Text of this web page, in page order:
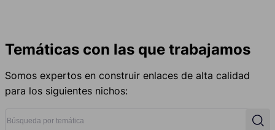
Temáticas con las que trabajamos
Somos expertos en construir enlaces de alta calidad
para los siguientes nichos:
Búsqueda por temática